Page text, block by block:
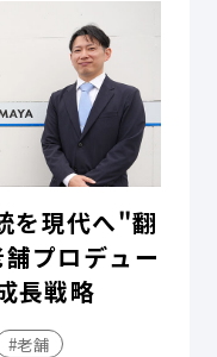
を現代へ"翻
舗プロデュー
長戦略
#老舗